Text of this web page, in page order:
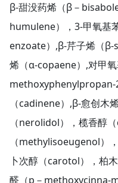
β-甜没药烯（β－
humulene），3-甲氧基
enzoate）,β-芹子烯（β-
烯（α-copaene）,对甲
methoxyphenylpropan-
（cadinene）,β-愈创木
（nerolidol），榄香醇
（methylisoeugenol）
卜次醇（carotol），柏
醛（p－methoxycinna-